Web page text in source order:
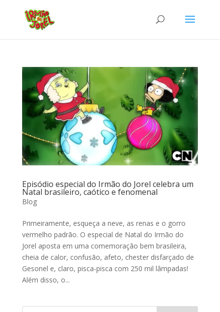
Episódio especial do Irmão do Jorel celebra um
Natal brasileiro, caótico e fenomenal
Blog
Primeiramente, esqueça a neve, as renas e o gorro
vermelho padrão. O especial de Natal do Irmão do
Jorel aposta em uma comemoração bem brasileira,
cheia de calor, confusão, afeto, chester disfarçado de
Gesonel e, claro, pisca-pisca com 250 mil lâmpadas!
Além disso, o...